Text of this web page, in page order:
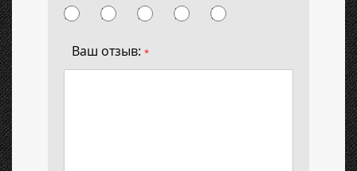
Ваш отзыв: *